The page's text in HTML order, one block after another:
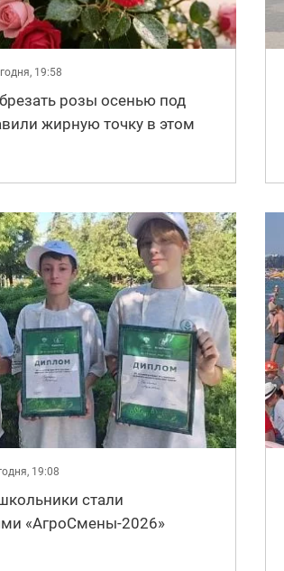
19:58
розы осенью под
жирную точку в этом
19:08
стали
«АгроСмены-2026»